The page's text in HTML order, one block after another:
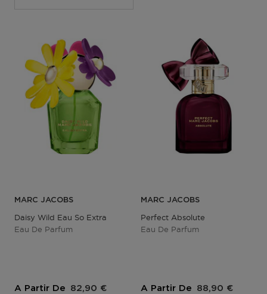
MARC JACOBS
Daisy Wild Eau So Extra
Eau De Parfum
A Partir De Prix du produit
82,90 €
MARC JACOBS
Perfect Absolute
Eau De Parfum
A Partir De Prix du produit
88,90 €